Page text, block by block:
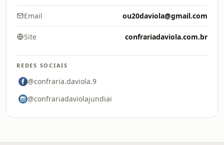
Email ou20daviola@gmail.com
Site confrariadaviola.com.br
REDES SOCIAIS
@confraria.daviola.9
@confrariadaviolajundiai